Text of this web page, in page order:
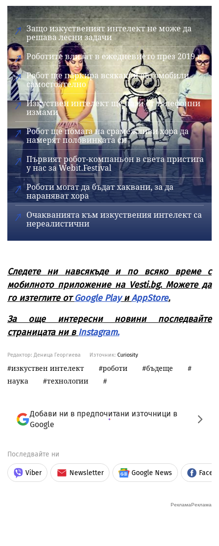
Защо изкуственият интелект не може да
решава лесни задачи
Роботите влизат в ежедневието през 2019 г.
Робот ще паркира всякакви автомобили
самостоятелно
Изкуствен интелект ще пази от телефонни
измами
Робот ще помага на срамежливи хора да
намерят половинката си
Първият робот-компаньон в света пристига
у нас за Webit.Festival
Роботи могат да бъдат хаквани, за да
нараняват хора
Очакванията към изкуствения интелект са
нереалистични
Следете ни навсякъде и по всяко време с
мобилното приложение на Vesti.bg. Можете да
го изтеглите отGoogle PlayиAppStore.
За още интересни новини последвайте
страницата ни вInstagram.
Редактор: Деница Георгиева Източник: Curiosity
изкуствен интелект роботи
бъдеще
наука
технологии
Добави ни в предпочитани източници в
Google
Последвайте ни
Viber Newsletter Google News